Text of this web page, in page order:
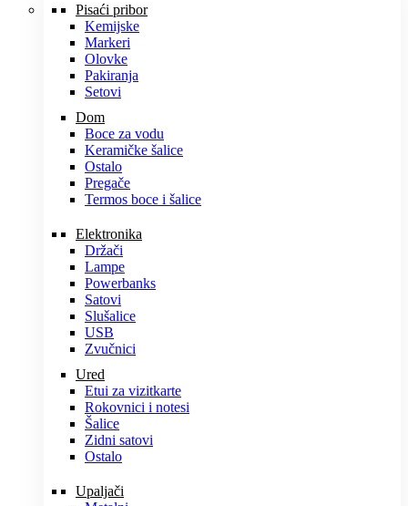
Pisaći pribor
Kemijske
Markeri
Olovke
Pakiranja
Setovi
Dom
Boce za vodu
Keramičke šalice
Ostalo
Pregače
Termos boce i šalice
Elektronika
Držači
Lampe
Powerbanks
Satovi
Slušalice
USB
Zvučnici
Ured
Etui za vizitkarte
Rokovnici i notesi
Šalice
Zidni satovi
Ostalo
Upaljači